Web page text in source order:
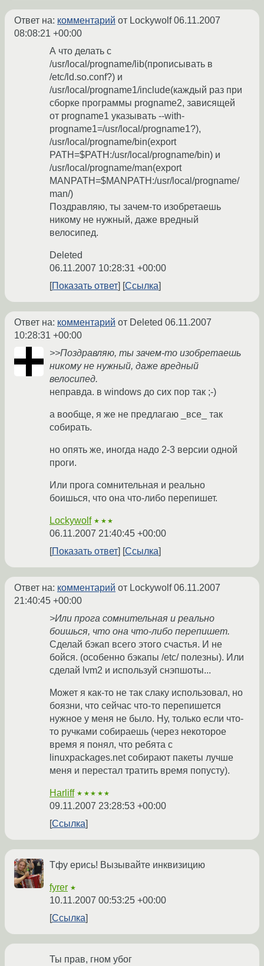
Ответ на: комментарий от Lockywolf06.11.2007
08:08:21 +00:00
А что делать с
/usr/local/progname/lib(прописывать в
/etc/ld.so.conf?) и
/usr/local/progname1/include(каждый раз при
сборке программы progname2, зависящей
от progname1 указывать --with-
progname1=/usr/local/progname1?),
/usr/local/progname/bin(export
PATH=$PATH:/usr/local/progname/bin) и
/usr/local/progname/man(export
MANPATH=$MANPATH:/usr/local/progname/
man/)
Поздравляю, ты зачем-то изобретаешь
никому не нужный, даже вредный
велосипед.
Deleted
06.11.2007 10:28:31 +00:00
Показать ответ
Ссылка
Ответ на: комментарий от Deleted 06.11.2007
10:28:31 +00:00
>>Поздравляю, ты зачем-то изобретаешь
никому не нужный, даже вредный
велосипед.
неправда. в windows до сих пор так ;-)
а вообще, я же не предлагаю _все_ так
собирать.
но опять же, иногда надо 2-3 версии одной
проги.
Или прога сомнительная и реально
боишься, что она что-либо перепишет.
Lockywolf ★★★
06.11.2007 21:40:45 +00:00
Показать ответ
Ссылка
Ответ на: комментарий от Lockywolf06.11.2007
21:40:45 +00:00
>Или прога сомнительная и реально
боишься, что она что-либо перепишет.
Сделай бэкап всего этого счастья. И не
бойся. (особенно бэкапы /etc/ полезны). Или
сделай lvm2 и используй снэпшоты...
Может я как-то не так слаку использовал, но
боязни, что сейчас что-то перепишется
нужное у меня не было. Ну, только если что-
то ручками собираешь (через некоторое
время я понял, что ребята с
linuxpackages.net собирают пакеты лучше
меня и перестал тратить время попусту).
Harliff ★★★★★
09.11.2007 23:28:53 +00:00
Ссылка
Тфу ерись! Вызывайте инквизицию
fyrer ★
10.11.2007 00:53:25 +00:00
Ссылка
Ты прав, гном убог